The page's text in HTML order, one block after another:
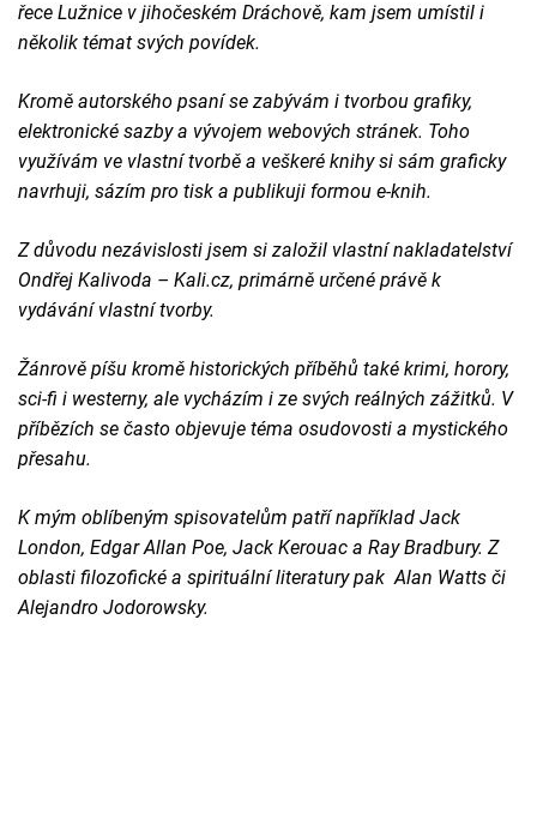
řece Lužnice v jihočeském Dráchově, kam jsem umístil i
několik témat svých povídek.
Kromě autorského psaní se zabývám i tvorbou grafiky,
elektronické sazby a vývojem webových stránek. Toho
využívám ve vlastní tvorbě a veškeré knihy si sám graficky
navrhuji, sázím pro tisk a publikuji formou e-knih.
Z důvodu nezávislosti jsem si založil vlastní nakladatelství
Ondřej Kalivoda – Kali.cz, primárně určené právě k
vydávání vlastní tvorby.
Žánrově píšu kromě historických příběhů také krimi, horory,
sci-fi i westerny, ale vycházím i ze svých reálných zážitků. V
příbězích se často objevuje téma osudovosti a mystického
přesahu.
K mým oblíbeným spisovatelům patří například Jack
London, Edgar Allan Poe, Jack Kerouac a Ray Bradbury. Z
oblasti filozofické a spirituální literatury pak Alan Watts či
Alejandro Jodorowsky.